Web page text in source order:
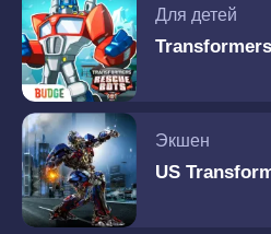
Для детей
Экшен
US